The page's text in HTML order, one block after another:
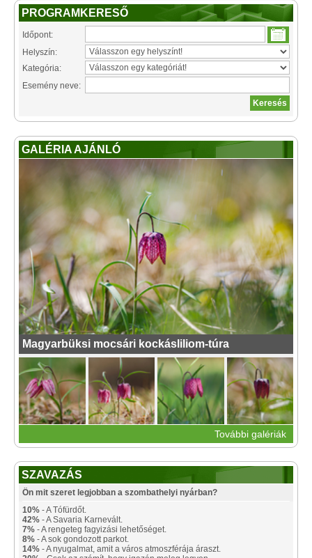
PROGRAMKERESŐ
Időpont:
Helyszín:
Kategória:
Esemény neve:
GALÉRIA AJÁNLÓ
Magyarbüksi mocsári kockásliliom-túra
További galériák
SZAVAZÁS
Ön mit szeret legjobban a szombathelyi nyárban?
10% - A Tófürdőt.
42% - A Savaria Karnevált.
7% - A rengeteg fagyizási lehetőséget.
8% - A sok gondozott parkot.
14% - A nyugalmat, amit a város atmoszférája áraszt.